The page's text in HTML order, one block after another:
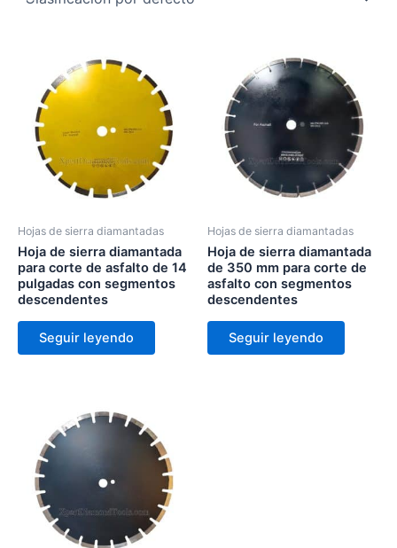
Hojas de sierra diamantadas
Hoja de sierra diamantada
para corte de asfalto de 14
pulgadas con segmentos
descendentes
Seguir leyendo
Hojas de sierra diamantadas
Hoja de sierra diamantada
de 350 mm para corte de
asfalto con segmentos
descendentes
Seguir leyendo